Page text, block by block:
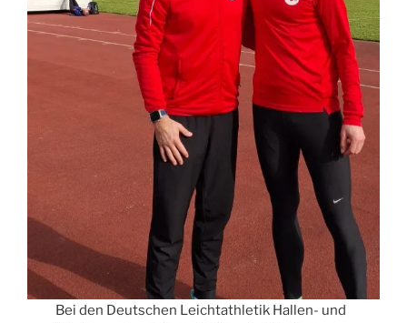
Bei den Deutschen Leichtathletik Hallen- und